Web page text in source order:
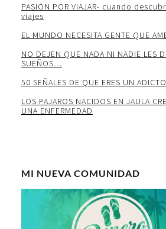
PASIÓN POR VIAJAR- cuando
viajes
EL MUNDO NECESITA GENTE QUE
NO DEJEN QUE NADA NI NADIE LES
SUEÑOS…
50 SEÑALES DE QUE ERES UN
LOS PAJAROS NACIDOS EN JAULA
UNA ENFERMEDAD
MI NUEVA COMUNIDAD